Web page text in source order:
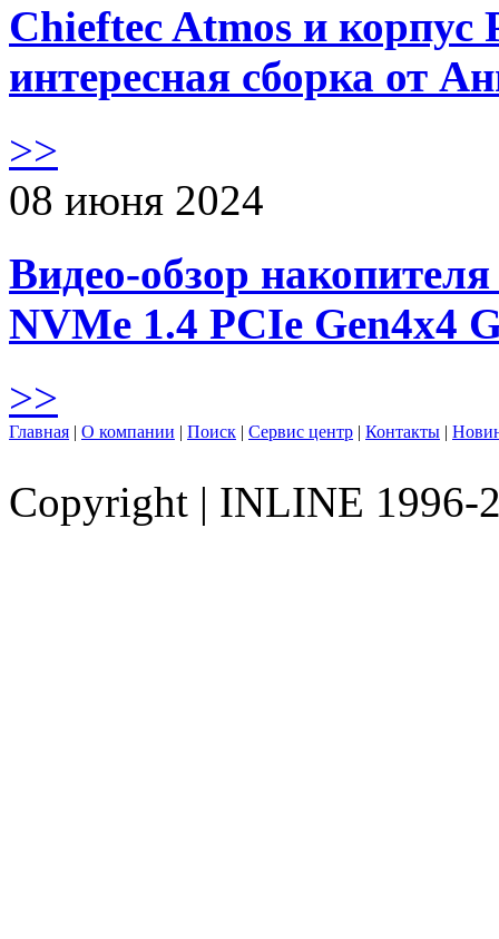
Chieftec Atmos и корпус
интересная сборка от
>>
08 июня 2024
Видео-обзор
NVMe 1.4 PCIe Gen4х4
>>
Главная | О компании | Поиск | Сервис центр | Контакты |
Copyright | INLINE 1996-